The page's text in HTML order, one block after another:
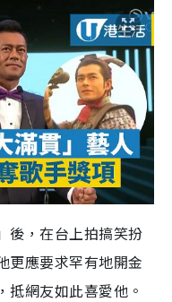
後，在台上拍搞笑扮
更應要求罕有地開金
抵網友如此喜愛他。